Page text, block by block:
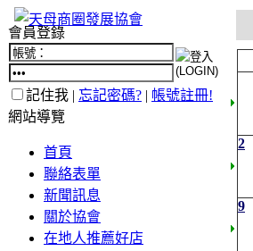
會員登錄
記住我 | 忘記密碼? | 帳號註冊!
網站導覽
首頁
聯絡表單
新聞訊息
關於協會
在地人推薦好店
2
9